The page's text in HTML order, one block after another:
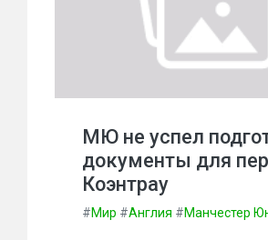
МЮ не успел
документы для
Коэнтрау
#Мир #Англия #Манчестер